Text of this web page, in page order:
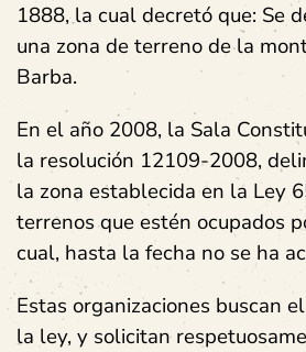
1888, la cual decretó que: Se
una zona de terreno de la
Barba.
En el año 2008, la Sala
la resolución 12109-2008,
la zona establecida en la Ley
terrenos que estén ocupados
cual, hasta la fecha no se ha
Estas organizaciones buscan
la ley, y solicitan